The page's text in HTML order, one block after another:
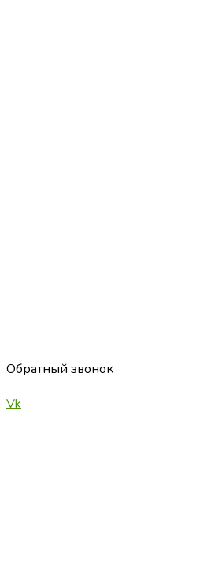
Обратный звонок
Vk